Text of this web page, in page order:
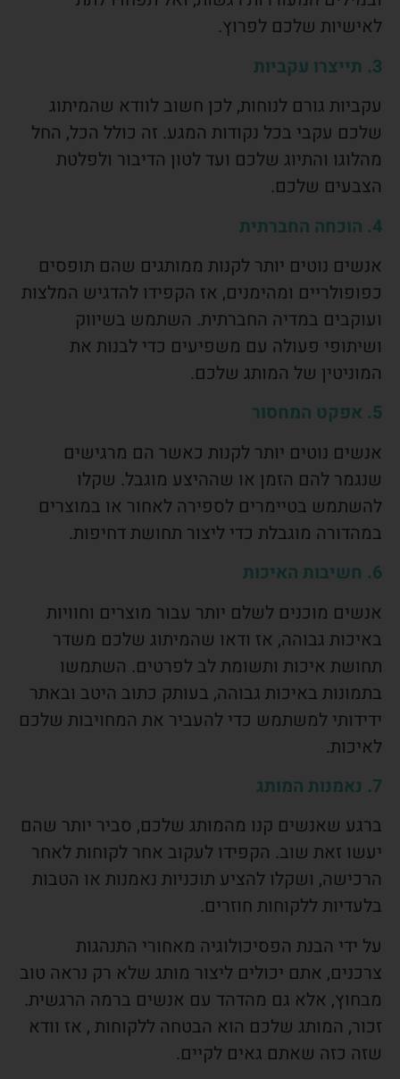
לאישיות שלכם לפרוץ.
3. תייצרו עקביות
עקביות גורם לנוחות, לכן חשוב לוודא שהמיתוג
שלכם עקבי בכל נקודות המגע. זה כולל הכל, החל
מהלוגו והתיוג שלכם ועד לטון הדיבור ולפלטת
הצבעים שלכם.
4. הוכחה החברתית
אנשים נוטים יותר לקנות ממותגים שהם תופסים
כפופולריים ומהימנים, אז הקפידו להדגיש המלצות
ועוקבים במדיה החברתית. השתמש בשיווק
ושיתופי פעולה עם משפיעים כדי לבנות את
המוניטין של המותג שלכם.
5. אפקט המחסור
אנשים נוטים יותר לקנות כאשר הם מרגישים
שנגמר להם הזמן או שההיצע מוגבל. שקלו
להשתמש בטיימרים לספירה לאחור או במוצרים
במהדורה מוגבלת כדי ליצור תחושת דחיפות.
6. חשיבות האיכות
אנשים מוכנים לשלם יותר עבור מוצרים וחוויות
באיכות גבוהה, אז ודאו שהמיתוג שלכם משדר
תחושת איכות ותשומת לב לפרטים. השתמשו
בתמונות באיכות גבוהה, בעותק כתוב היטב ובאתר
ידידותי למשתמש כדי להעביר את המחויבות שלכם
לאיכות.
7. נאמנות המותג
ברגע שאנשים קנו מהמותג שלכם, סביר יותר שהם
יעשו זאת שוב. הקפידו לעקוב אחר לקוחות לאחר
הרכישה, ושקלו להציע תוכניות נאמנות או הטבות
בלעדיות ללקוחות חוזרים.
על ידי הבנת הפסיכולוגיה מאחורי התנהגות
צרכנים, אתם יכולים ליצור מותג שלא רק נראה טוב
מבחוץ, אלא גם מהדהד עם אנשים ברמה הרגשית.
זכור, המותג שלכם הוא הבטחה ללקוחות , אז וודא
שזה כזה שאתם גאים לקיים.